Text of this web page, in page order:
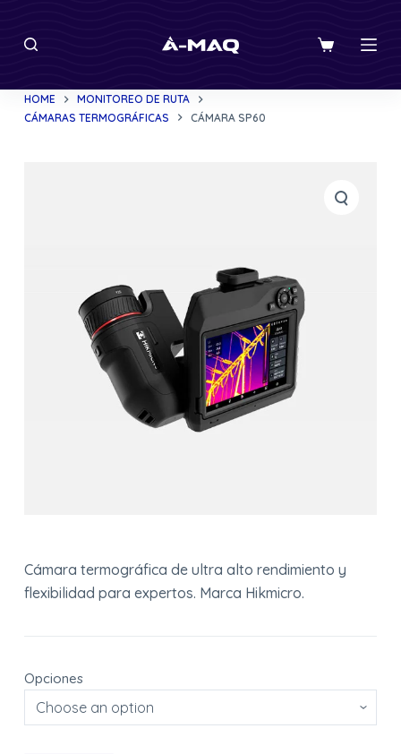
k
pHOME
MONITOREO DE RUTA
CÁMARAS TERMOGRÁFICAS
CÁMARA SP60
Cámara termográfica de ultra alto rendimiento y
flexibilidad para expertos. Marca Hikmicro.
Opciones